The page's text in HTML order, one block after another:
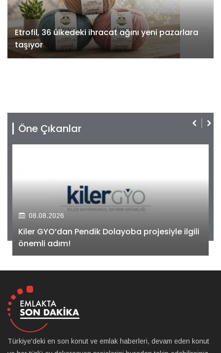
Etrofil, 36 ülkedeki ihracat ağını yeni pazarlara
taşıyor
Öne Çıkanlar
08.08.2026
Kiler GYO’dan Pendik Dolayoba projesiyle ilgili
önemli adım!
Türkiye'deki en son konut ve emlak haberleri, devam eden konut